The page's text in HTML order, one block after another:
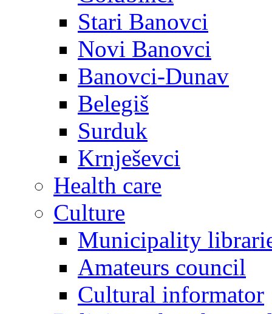
Stari Banovci
Novi Banovci
Banovci-Dunav
Belegiš
Surduk
Krnješevci
Health care
Culture
Municipality
Amateurs council
Cultural informator